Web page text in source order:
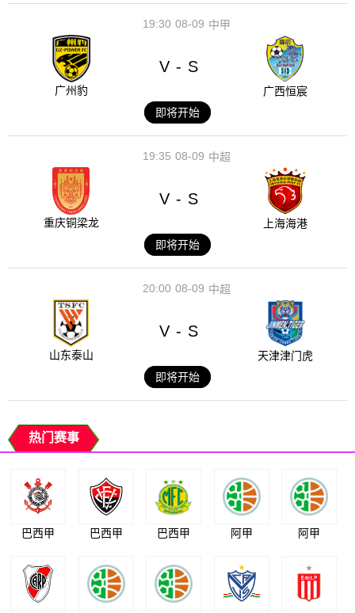
08-09
19:30 中甲
广州豹
V - S
广西恒宸
即将开始
08-09
19:35 中超
重庆铜梁龙
V - S
上海海港
即将开始
08-09
20:00 中超
山东泰山
V - S
天津津门虎
即将开始
热门赛事
巴西甲 巴西甲 巴西甲 阿甲 阿甲